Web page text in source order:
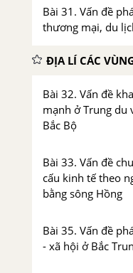
Bài 31. Vấn đề
thương mại, du
ĐỊA LÍ CÁC
Bài 32. Vấn đề
mạnh ở Trung du
Bắc Bộ
Bài 33. Vấn đề
cấu kinh tế theo
bằng sông Hồng
Bài 35. Vấn đề
- xã hội ở Bắc